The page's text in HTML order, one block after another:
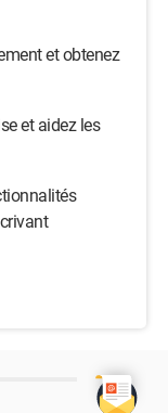
et obtenez
et aidez les